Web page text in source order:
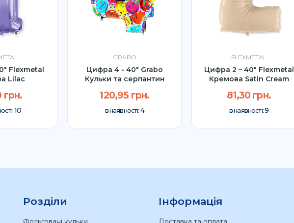
Flexmetal
Lilac
грн.
10
GRABO
Цифра 4 - 40" Grabo
Кульки та серпантин
120,95 грн.
в наявності: 4
FLEXMETAL
Цифра 2 – 40″ Flexmetal
Кремова Satin Cream
81,30 грн.
в наявності:9
Розділи Інформація